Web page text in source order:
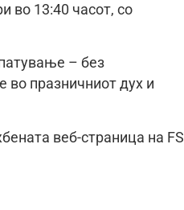
во 13:40 часот, со
– без
во празничниот дух и
веб-страница на FS